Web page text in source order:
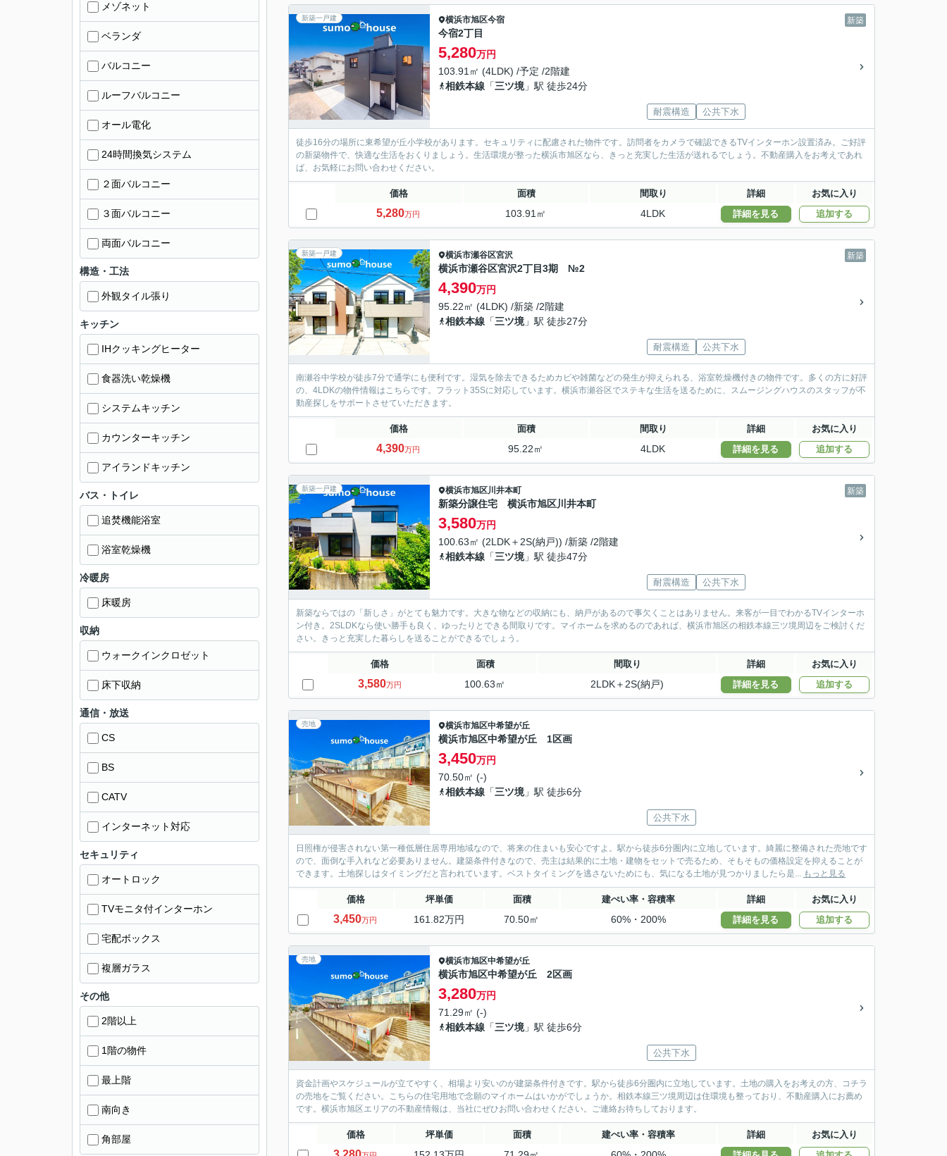
新築一戸建 新築
横浜市旭区今宿
今宿2丁目
5,280万円
103.91㎡ (4LDK) /予定 /2階建
相鉄本線 「三ツ境」駅 徒歩24分
耐震構造 公共下水
徒歩16分の場所に東希望が丘小学校があります。セキュリティに配慮された物件です。訪問者をカメラで確認できるTVインターホン設置済み。ご好評
の新築物件で、快適な生活をおくりましょう。生活環境が整った横浜市旭区なら、きっと充実した生活が送れるでしょう。不動産購入をお考えであれ
ば、お気軽にお問い合わせください。
価格 面積 間取り 詳細 お気に入り
5,280万円 103.91㎡ 4LDK 詳細を見る 追加する
新築一戸建 新築
横浜市瀬谷区宮沢
横浜市瀬谷区宮沢2丁目3期 №2
4,390万円
95.22㎡ (4LDK) /新築 /2階建
相鉄本線 「三ツ境」駅 徒歩27分
耐震構造 公共下水
南瀬谷中学校が徒歩7分で通学にも便利です。湿気を除去できるためカビや雑菌などの発生が抑えられる、浴室乾燥機付きの物件です。多くの方に好評
の、4LDKの物件情報はこちらです。フラット35Sに対応しています。横浜市瀬谷区でステキな生活を送るために、スムージングハウスのスタッフが不
動産探しをサポートさせていただきます。
価格 面積 間取り 詳細 お気に入り
4,390万円 95.22㎡ 4LDK 詳細を見る 追加する
新築一戸建 新築
横浜市旭区川井本町
新築分譲住宅 横浜市旭区川井本町
3,580万円
100.63㎡ (2LDK＋2S(納戸)) /新築 /2階建
相鉄本線 「三ツ境」駅 徒歩47分
耐震構造 公共下水
新築ならではの「新しさ」がとても魅力です。大きな物などの収納にも、納戸があるので事欠くことはありません。来客が一目でわかるTVインターホ
ン付き。2SLDKなら使い勝手も良く、ゆったりとできる間取りです。マイホームを求めるのであれば、横浜市旭区の相鉄本線三ツ境周辺をご検討くだ
さい。きっと充実した暮らしを送ることができるでしょう。
価格 面積 間取り 詳細 お気に入り
3,580万円 100.63㎡ 2LDK＋2S(納戸) 詳細を見る 追加する
売地 横浜市旭区中希望が丘
横浜市旭区中希望が丘 1区画
3,450万円
70.50㎡ (-)
相鉄本線 「三ツ境」駅 徒歩6分
公共下水
日照権が侵害されない第一種低層住居専用地域なので、将来の住まいも安心ですよ。駅から徒歩6分圏内に立地しています。綺麗に整備された売地です
ので、面倒な手入れなど必要ありません。建築条件付きなので、売主は結果的に土地・建物をセットで売るため、そもそもの価格設定を抑えることが
できます。土地探しはタイミングだと言われています。ベストタイミングを逃さないためにも、気になる土地が見つかりましたら是... もっと見る
価格 坪単価 面積 建ぺい率・容積率 詳細 お気に入り
3,450万円 161.82万円 70.50㎡ 60%・200% 詳細を見る 追加する
売地 横浜市旭区中希望が丘
横浜市旭区中希望が丘 2区画
3,280万円
71.29㎡ (-)
相鉄本線 「三ツ境」駅 徒歩6分
公共下水
資金計画やスケジュールが立てやすく、相場より安いのが建築条件付きです。駅から徒歩6分圏内に立地しています。土地の購入をお考えの方、コチラ
の売地をご覧ください。こちらの住宅用地で念願のマイホームはいかがでしょうか。相鉄本線三ツ境周辺は住環境も整っており、不動産購入にお薦め
です。横浜市旭区エリアの不動産情報は、当社にぜひお問い合わせください。ご連絡お待ちしております。
価格 坪単価 面積 建ぺい率・容積率 詳細 お気に入り
メゾネット
ベランダ
バルコニー
ルーフバルコニー
オール電化
24時間換気システム
２面バルコニー
３面バルコニー
両面バルコニー
構造・工法
外観タイル張り
キッチン
IHクッキングヒーター
食器洗い乾燥機
システムキッチン
カウンターキッチン
アイランドキッチン
バス・トイレ
追焚機能浴室
浴室乾燥機
冷暖房
床暖房
収納
ウォークインクロゼット
床下収納
通信・放送
CS
BS
CATV
インターネット対応
セキュリティ
オートロック
TVモニタ付インターホン
宅配ボックス
複層ガラス
その他
2階以上
1階の物件
最上階
南向き
角部屋